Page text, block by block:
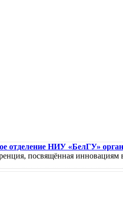
отделение НИУ «БелГУ»
посвящённая